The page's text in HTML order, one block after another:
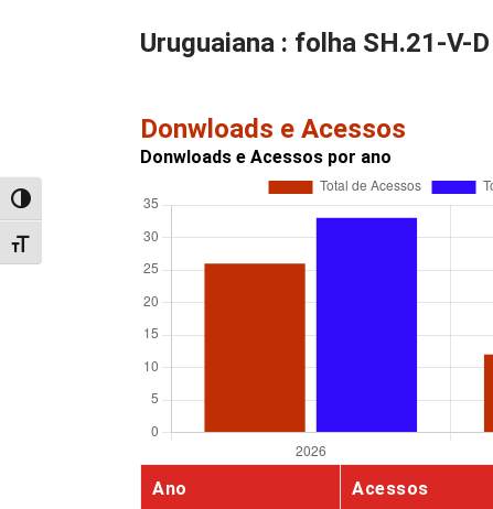
Alternar alto contraste
Alternar tamanho da fonte
Uruguaiana : folha SH.21-V-D
Donwloads e Acessos
Donwloads e Acessos por ano
Ano Acessos